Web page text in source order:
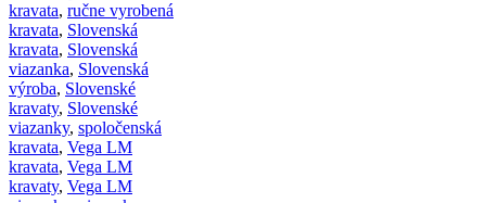
kravata, ručne vyrobená
kravata, Slovenská
kravata, Slovenská
viazanka, Slovenská
výroba, Slovenské
kravaty, Slovenské
viazanky, spoločenská
kravata, Vega LM
kravata, Vega LM
kravaty, Vega LM